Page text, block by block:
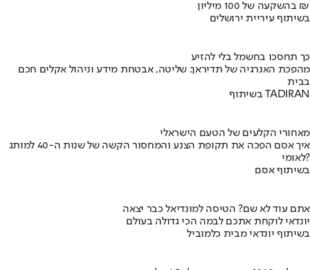
בהשקעה של 100 מיליון ₪
בשיתוף עיריית ירושלים
כך תחסכו בחשמל בלי להזיע
מהפכת האנרגיה של תדיראן: שליטה, אבטחת מידע וניהול אקלים חכם
בבית
בשיתוף TADIRAN
מאחורי הקלעים של הטעם הישראלי
איך אסם הפכה את תקופת הצנע והמחסור הקשה של שנות ה-40 למותג
לאומי?
בשיתוף אסם
אתם עוד לא שם? הטיסה למונדיאל כבר יצאה
יונדאי לוקחת אתכם לבמה הכי גדולה בעולם
בשיתוף יונדאי מבית כלמוביל